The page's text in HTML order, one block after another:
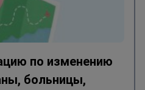
по изменению
больницы,